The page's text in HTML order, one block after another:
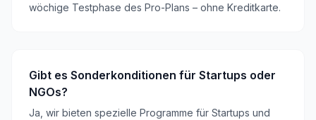
wöchige Testphase des Pro-Plans – ohne Kreditkarte.
Gibt es Sonderkonditionen für Startups oder
NGOs?
Ja, wir bieten spezielle Programme für Startups und